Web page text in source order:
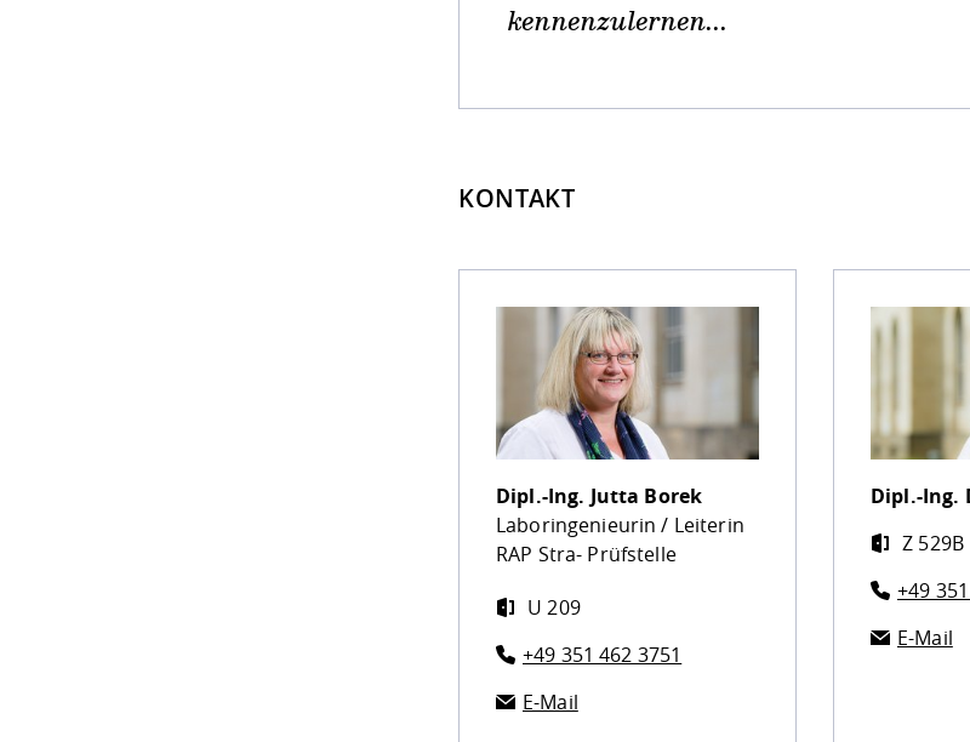
kennenzulernen...
KONTAKT
Dipl.-Ing. Jutta Borek
Laboringenieurin / Leiterin
RAP Stra- Prüfstelle
U 209
+49 351 462 3751
E-Mail
Dipl.-Ing.
Z 529B
+49
E-Mail